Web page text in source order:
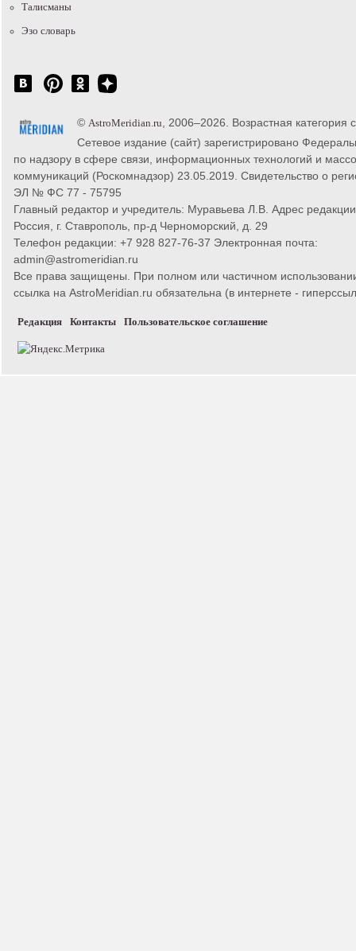
Талисманы
Эзо словарь
© AstroMeridian.ru, 2006–2026. Возрастная категория
Сетевое издание (сайт) зарегистрировано
по надзору в сфере связи, информационных технологий и
коммуникаций (Роскомнадзор) 23.05.2019. Свидетельство о
ЭЛ № ФС 77 - 75795
Главный редактор и учредитель: Муравьева Л.В. Адрес
Россия, г. Ставрополь, пр-д Черноморский, д. 29
Телефон редакции: +7 928 827-76-37 Электронная почта:
admin@astromeridian.ru
Все права защищены. При полном или частичном
ссылка на AstroMeridian.ru обязательна (в интернете -
Редакция Контакты Пользовательское соглашение